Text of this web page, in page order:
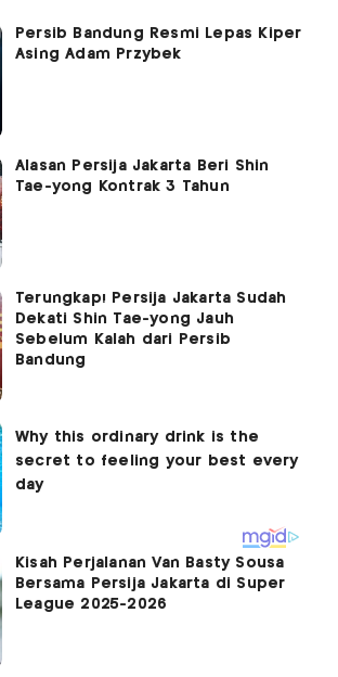
Persib Bandung Resmi Lepas Kiper
Asing Adam Przybek
Alasan Persija Jakarta Beri Shin
Tae-yong Kontrak 3 Tahun
Terungkap! Persija Jakarta Sudah
Dekati Shin Tae-yong Jauh
Sebelum Kalah dari Persib
Bandung
Kisah Perjalanan Van Basty Sousa
Bersama Persija Jakarta di Super
League 2025-2026